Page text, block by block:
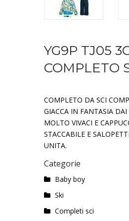
YG9P TJ05
COMPLETO
COMPLETO DA SCI
GIACCA IN FANTASIA DAI
MOLTO VIVACI E
STACCABILE E
UNITA.
Categorie
Baby boy
Ski
Completi sci